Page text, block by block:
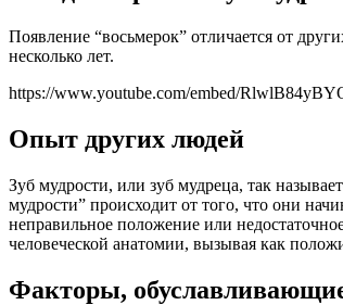
Появление “восьмерок” отличается от
несколько лет.
https://www.youtube.com/embed/
Опыт других людей
Зуб мудрости, или зуб мудреца, так
мудрости” происходит от того, что они
неправильное положение или
человеческой анатомии, вызывая как
Факторы,